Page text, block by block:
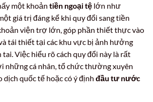
một khoản tiền ngoại tệ lớn như
giá trị đáng kể khi quy đổi sang tiền
viện trợ lớn, góp phần thiết thực vào
tái thiết tại các khu vực bị ảnh hưởng
Việc hiểu rõ cách quy đổi này là rất
những cá nhân, tổ chức thường xuyên
dịch quốc tế hoặc có ý định đầu tư nước